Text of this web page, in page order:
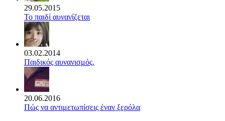
29.05.2015
Το παιδί αυνανίζεται
03.02.2014
Παιδικός αυνανισμός.
20.06.2016
Πώς να αντιμετωπίσεις έναν ξερόλα